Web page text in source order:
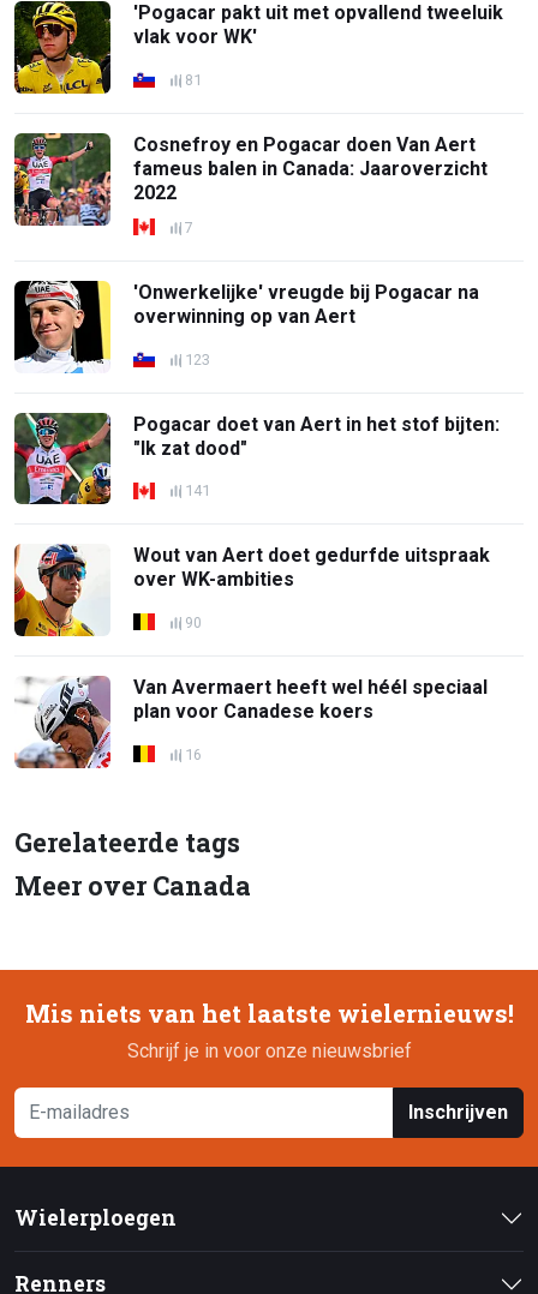
'Pogacar pakt uit met opvallend tweeluik
vlak voor WK'
81
Cosnefroy en Pogacar doen Van Aert
fameus balen in Canada: Jaaroverzicht
2022
7
'Onwerkelijke' vreugde bij Pogacar na
overwinning op van Aert
123
Pogacar doet van Aert in het stof bijten:
"Ik zat dood"
141
Wout van Aert doet gedurfde uitspraak
over WK-ambities
90
Van Avermaert heeft wel héél speciaal
plan voor Canadese koers
16
Gerelateerde tags
Meer over Canada
Mis niets van het laatste wielernieuws!
Schrijf je in voor onze nieuwsbrief
Inschrijven
Wielerploegen
Renners